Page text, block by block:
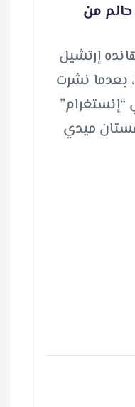
من
إرتشيل
بعدما نشرت
ميدي